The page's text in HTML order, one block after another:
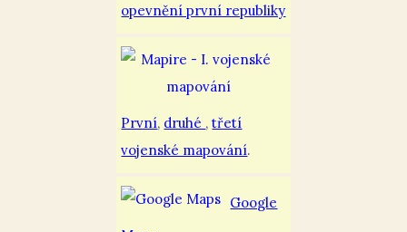
opevnění první republiky
První, druhé ,třetí
vojenské mapování.
Google